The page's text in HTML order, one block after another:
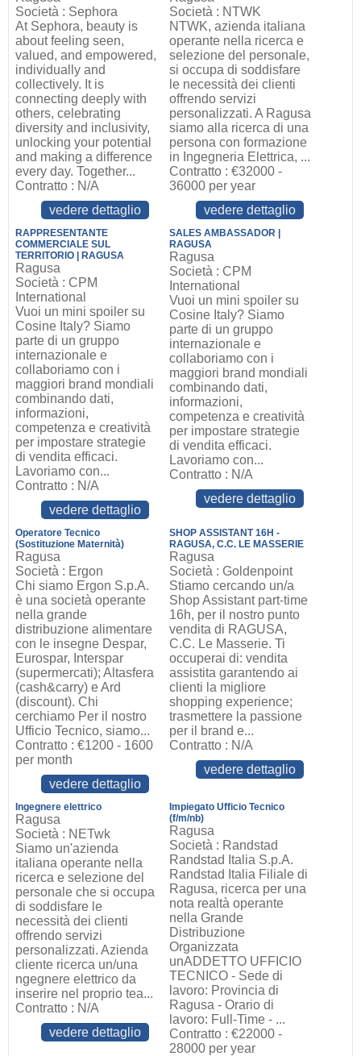
Società : Sephora
At Sephora, beauty is
about feeling seen,
valued, and empowered,
individually and
collectively. It is
connecting deeply with
others, celebrating
diversity and inclusivity,
unlocking your potential
and making a difference
every day. Together...
Contratto : N/A
vedere dettaglio
Società : NTWK
NTWK, azienda italiana
operante nella ricerca e
selezione del personale,
si occupa di soddisfare
le necessità dei clienti
offrendo servizi
personalizzati. A Ragusa
siamo alla ricerca di una
persona con formazione
in Ingegneria Elettrica, ...
Contratto : €32000 -
36000 per year
vedere dettaglio
RAPPRESENTANTE
COMMERCIALE SUL
TERRITORIO | RAGUSA
Ragusa
Società : CPM
International
Vuoi un mini spoiler su
Cosine Italy? Siamo
parte di un gruppo
internazionale e
collaboriamo con i
maggiori brand mondiali
combinando dati,
informazioni,
competenza e creatività
per impostare strategie
di vendita efficaci.
Lavoriamo con...
Contratto : N/A
vedere dettaglio
SALES AMBASSADOR |
RAGUSA
Ragusa
Società : CPM
International
Vuoi un mini spoiler su
Cosine Italy? Siamo
parte di un gruppo
internazionale e
collaboriamo con i
maggiori brand mondiali
combinando dati,
informazioni,
competenza e creatività
per impostare strategie
di vendita efficaci.
Lavoriamo con...
Contratto : N/A
vedere dettaglio
Operatore Tecnico
(Sostituzione Maternità)
Ragusa
Società : Ergon
Chi siamo Ergon S.p.A.
è una società operante
nella grande
distribuzione alimentare
con le insegne Despar,
Eurospar, Interspar
(supermercati); Altasfera
(cash&carry) e Ard
(discount). Chi
cerchiamo Per il nostro
Ufficio Tecnico, siamo...
Contratto : €1200 - 1600
per month
vedere dettaglio
SHOP ASSISTANT 16H -
RAGUSA, C.C. LE MASSERIE
Ragusa
Società : Goldenpoint
Stiamo cercando un/a
Shop Assistant part-time
16h, per il nostro punto
vendita di RAGUSA,
C.C. Le Masserie. Ti
occuperai di: vendita
assistita garantendo ai
clienti la migliore
shopping experience;
trasmettere la passione
per il brand e...
Contratto : N/A
vedere dettaglio
Ingegnere elettrico
Ragusa
Società : NETwk
Siamo un'azienda
italiana operante nella
ricerca e selezione del
personale che si occupa
di soddisfare le
necessità dei clienti
offrendo servizi
personalizzati. Azienda
cliente ricerca un/una
ngegnere elettrico da
inserire nel proprio tea...
Contratto : N/A
vedere dettaglio
Impiegato Ufficio Tecnico
(f/m/nb)
Ragusa
Società : Randstad
Randstad Italia S.p.A.
Randstad Italia Filiale di
Ragusa, ricerca per una
nota realtà operante
nella Grande
Distribuzione
Organizzata
unADDETTO UFFICIO
TECNICO - Sede di
lavoro: Provincia di
Ragusa - Orario di
lavoro: Full-Time - ...
Contratto : €22000 -
28000 per year